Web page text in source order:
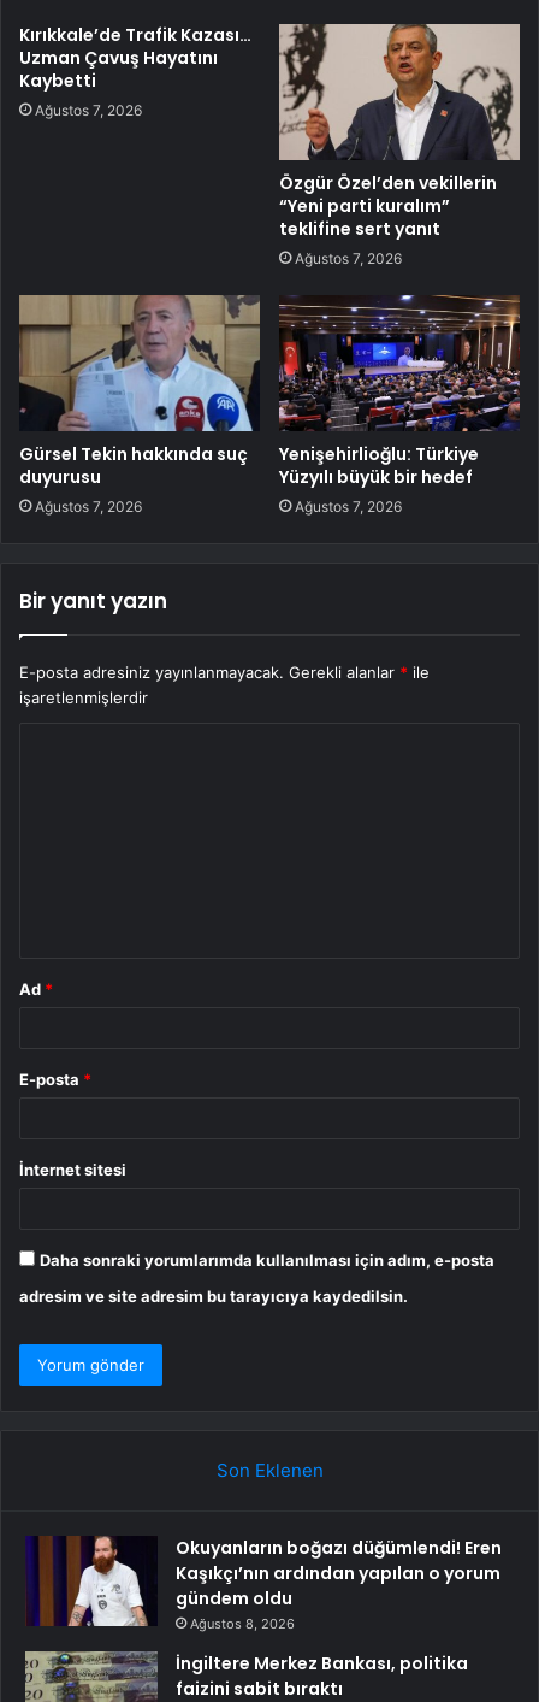
Kırıkkale’de Trafik Kazası…
Uzman Çavuş Hayatını
Kaybetti
Ağustos 7, 2026
Özgür Özel’den vekillerin
“Yeni parti kuralım”
teklifine sert yanıt
Ağustos 7, 2026
Gürsel Tekin hakkında suç
duyurusu
Ağustos 7, 2026
Yenişehirlioğlu: Türkiye
Yüzyılı büyük bir hedef
Ağustos 7, 2026
Bir yanıt yazın
E-posta adresiniz yayınlanmayacak. Gerekli alanlar * ile
işaretlenmişlerdir
Ad *
E-posta *
İnternet sitesi
Daha sonraki yorumlarımda kullanılması için adım, e-posta
adresim ve site adresim bu tarayıcıya kaydedilsin.
Son Eklenen
Okuyanların boğazı düğümlendi! Eren
Kaşıkçı’nın ardından yapılan o yorum
gündem oldu
Ağustos 8, 2026
İngiltere Merkez Bankası, politika
faizini sabit bıraktı